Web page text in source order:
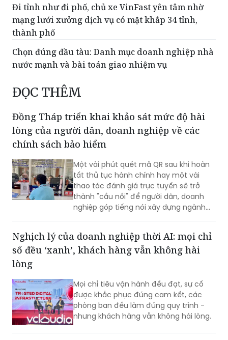
thành phố
Chọn đúng đầu tàu: Danh mục doanh nghiệp nhà
nước mạnh và bài toán giao nhiệm vụ
ĐỌC THÊM
Đồng Tháp triển khai khảo sát mức độ hài
chính sách bảo hiểm
Một vài phút quét mã QR sau khi hoàn
tất thủ tục hành chính hay một vài
thao tác đánh giá trực tuyến sẽ trở
thành "cầu nối" để người dân, doanh
nghiệp góp tiếng nói xây dựng ngành
Bảo hiểm xã hội (BHXH) ngày càng
chuyên nghiệp, hiện đại và phục vụ tốt
hơn.
Nghịch lý của doanh nghiệp thời AI: mọi chỉ
lòng
Mọi chỉ tiêu vận hành đều đạt, sự cố
phòng ban đều làm đúng quy trình -
nhưng khách hàng vẫn không hài lòng.
Sở hữu thẻ tín dụng SACOMBANK, tận hưởng